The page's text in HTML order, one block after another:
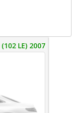
(102 LE) 2007